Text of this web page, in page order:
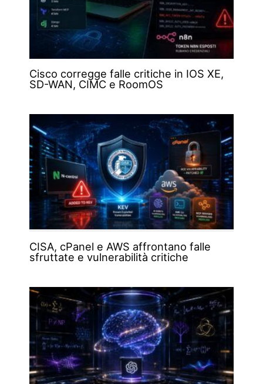
Cisco corregge falle critiche in IOS XE,
SD-WAN, CIMC e RoomOS
CISA, cPanel e AWS affrontano falle
sfruttate e vulnerabilità critiche